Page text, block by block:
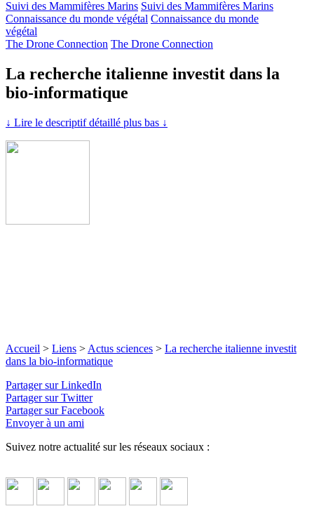
Suivi des Mammifères Marins Suivi des Mammifères Marins
Connaissance du monde végétal Connaissance du monde
végétal
The Drone Connection The Drone Connection
La recherche italienne investit dans la
bio-informatique
↓ Lire le descriptif détaillé plus bas ↓
Accueil > Liens > Actus sciences > La recherche italienne investit
dans la bio-informatique
Partager sur LinkedIn
Partager sur Twitter
Partager sur Facebook
Envoyer à un ami
Suivez notre actualité sur les réseaux sociaux :